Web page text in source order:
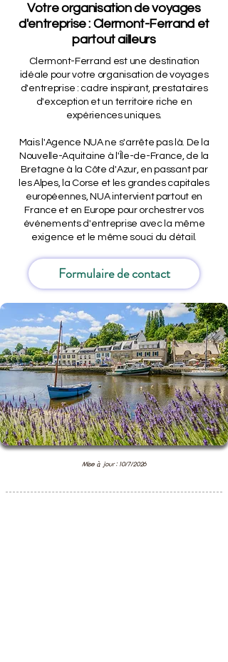
Votre organisation de voyages
d'entreprise : Clermont-Ferrand et
partout ailleurs
Clermont-Ferrand est une destination
idéale pour votre organisation de voyages
d'entreprise : cadre inspirant, prestataires
d'exception et un territoire riche en
expériences uniques.
Mais l'Agence NUA ne s'arrête pas là. De la
Nouvelle-Aquitaine à l'Île-de-France, de la
Bretagne à la Côte d'Azur, en passant par
les Alpes, la Corse et les grandes capitales
européennes, NUA intervient partout en
France et en Europe pour orchestrer vos
événements d'entreprise avec la même
exigence et le même souci du détail.
Formulaire de contact
Mise à jour : 10/7/2026